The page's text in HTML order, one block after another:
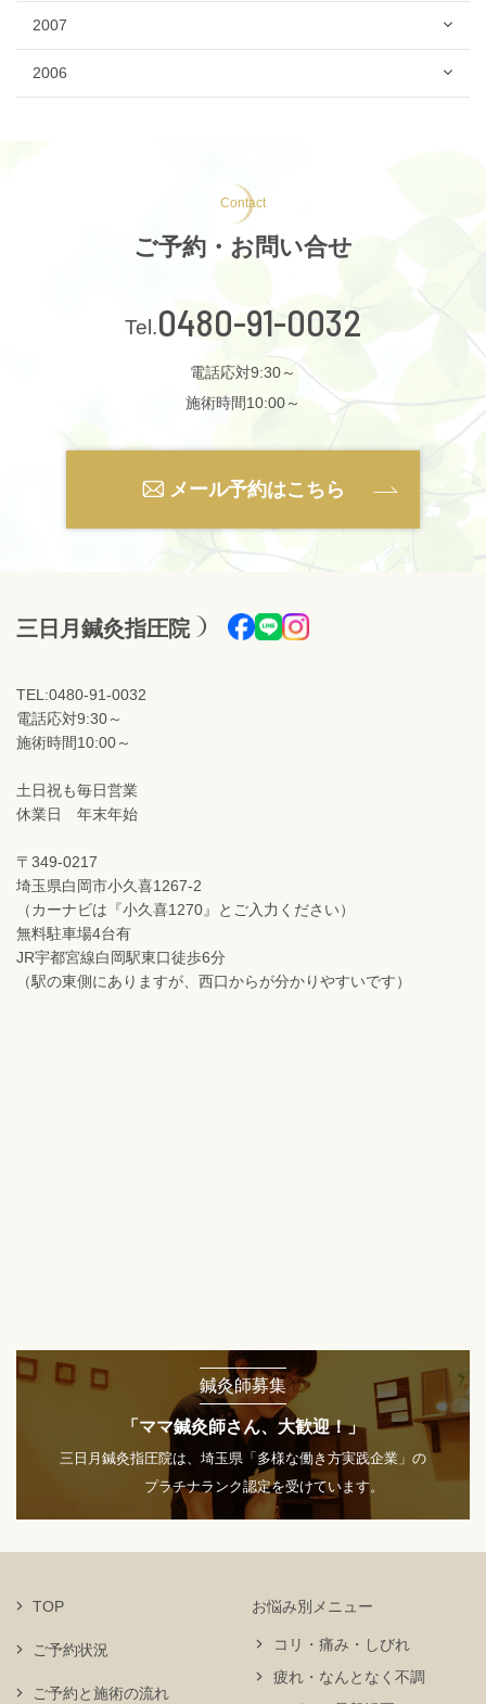
2007
2006
Contact
ご予約・お問い合せ
0480-91-0032
電話応対9:30～
施術時間10:00～
メール予約はこちら
三日月鍼灸指圧院
TEL:0480-91-0032
電話応対9:30～
施術時間10:00～
土日祝も毎日営業
休業日 年末年始
〒349-0217
埼玉県白岡市小久喜1267-2
（カーナビは『小久喜1270』とご入力ください）
無料駐車場4台有
JR宇都宮線白岡駅東口徒歩6分
（駅の東側にありますが、西口からが分かりやすいです）
鍼灸師募集
「ママ鍼灸師さん、大歓迎！」
三日月鍼灸指圧院は、埼玉県「多様な働き方実践企業」の
プラチナランク認定を受けています。
TOP
ご予約状況
お悩み別メニュー
コリ・痛み・しびれ
疲れ・なんとなく不調
ご予約と施術の流れ